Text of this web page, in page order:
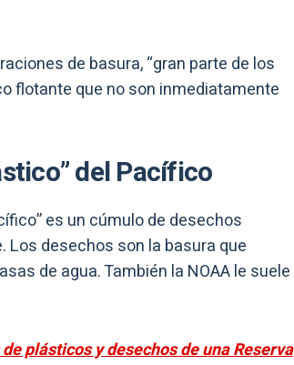
de basura, “gran parte de los
flotante que no son inmediatamente
del Pacífico
es un cúmulo de desechos
Los desechos son la basura que
de agua. También la NOAA le suele
plásticos y desechos de una Reserva